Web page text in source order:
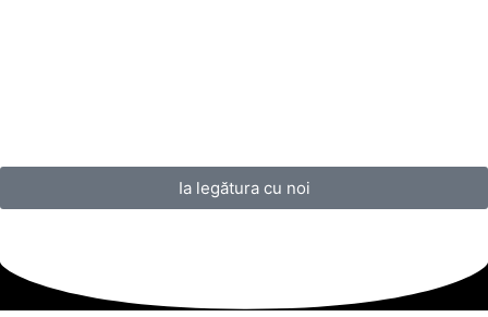
Ia legătura cu noi